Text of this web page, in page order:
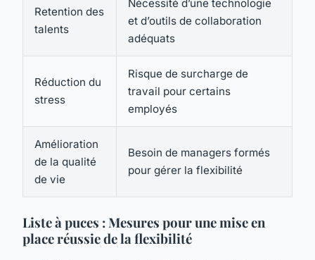
Retention des
talents
Nécessité d’une technologie
et d’outils de collaboration
adéquats
Réduction du
stress
Risque de surcharge de
travail pour certains
employés
Amélioration
de la qualité
de vie
Besoin de managers formés
pour gérer la flexibilité
Liste à puces : Mesures pour une mise en
place réussie de la flexibilité